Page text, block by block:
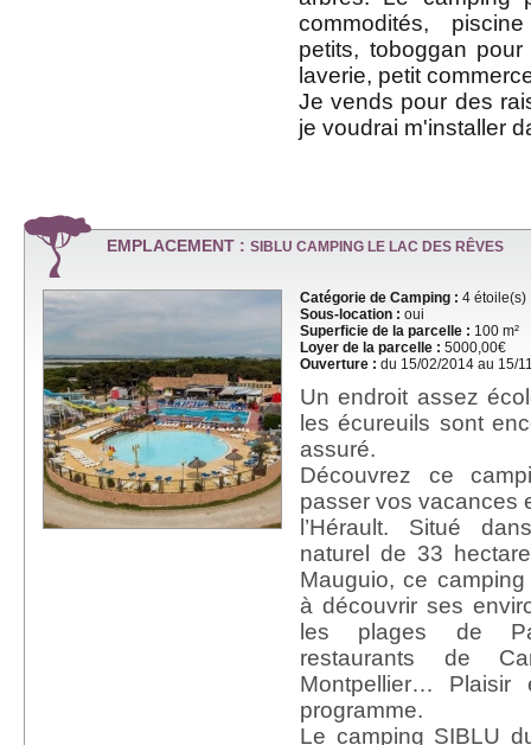
commodités,
petits, toboggan
laverie, petit
Je vends pour des
je voudrai m'installer
EMPLACEMENT : SIBLU CAMPING LE LAC DES RÊVES
Catégorie de Camping : 4 étoile(s)
Sous-location : oui
Superficie de la parcelle : 100 m²
Loyer de la parcelle : 5000,00€
Ouverture : du 15/02/2014 au 15/
Un endroit assez
les écureuils sont
assuré.
Découvrez ce
passer vos vacances
l’Hérault. Situé
naturel de 33
Mauguio, ce
à découvrir ses
les plages de
restaurants de
Montpellier… Plaisir
programme.
Le camping SIBLU